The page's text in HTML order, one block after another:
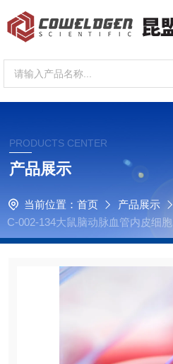
PRODUCTS CENTER
产品展示
当前位置： 首页 产品展示
C-002-134大鼠脑动脉血管内皮细胞